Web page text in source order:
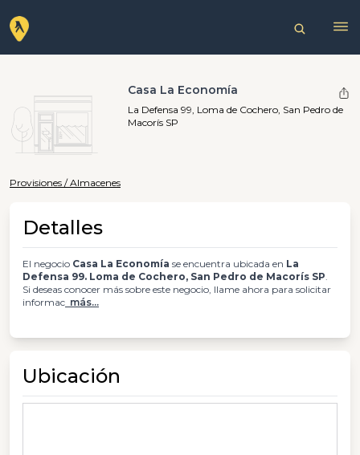
Casa La Economía
La Defensa 99, Loma de Cochero, San Pedro de
Macorís SP
Provisiones / Almacenes
Detalles
El negocio Casa La Economía se encuentra ubicada en La
Defensa 99. Loma de Cochero, San Pedro de Macorís SP.
Si deseas conocer más sobre este negocio, llame ahora para solicitar
informac más...
Ubicación